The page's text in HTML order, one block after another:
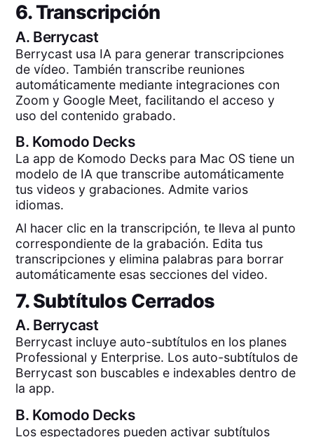
6. Transcripción
A. Berrycast
Berrycast usa IA para generar transcripciones
de vídeo. También transcribe reuniones
automáticamente mediante integraciones con
Zoom y Google Meet, facilitando el acceso y
uso del contenido grabado.
B. Komodo Decks
La app de Komodo Decks para Mac OS tiene un
modelo de IA que transcribe automáticamente
tus videos y grabaciones. Admite varios
idiomas.
Al hacer clic en la transcripción, te lleva al punto
correspondiente de la grabación. Edita tus
transcripciones y elimina palabras para borrar
automáticamente esas secciones del video.
7. Subtítulos Cerrados
A. Berrycast
Berrycast incluye auto-subtítulos en los planes
Professional y Enterprise. Los auto-subtítulos de
Berrycast son buscables e indexables dentro de
la app.
B. Komodo Decks
Los espectadores pueden activar subtítulos